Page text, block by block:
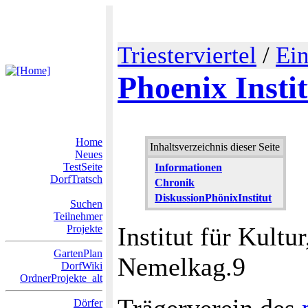
Triesterviertel /
Phoenix
Home
Neues
TestSeite
DorfTratsch
Suchen
Teilnehmer
Projekte
GartenPlan
DorfWiki
OrdnerProjekte_alt
Dörfer
Inhaltsverzeichnis dieser Seite
Informationen
Chronik
DiskussionPhönixInstitut
Institut für
Nemelkag.9